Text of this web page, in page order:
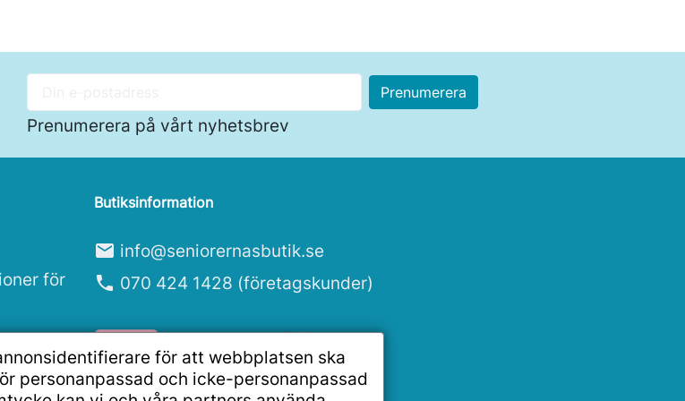
Prenumerera på vårt nyhetsbrev
för
Butiksinformation
mail info@seniorernasbutik.se
phone 070 424 1428 (företagskunder)
för att webbplatsen ska
personanpassad och icke-personanpassad